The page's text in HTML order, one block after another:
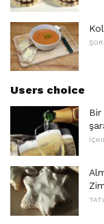
Users choice
Bir